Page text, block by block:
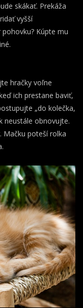
skákať. Prekáža
vyšší
Kúpte mu
hračky voľne
ich prestane baviť,
„do kolečka,
neustále obnovujte.
Mačku poteší rolka